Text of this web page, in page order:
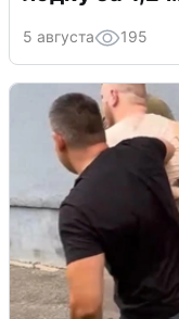
5 августа 195